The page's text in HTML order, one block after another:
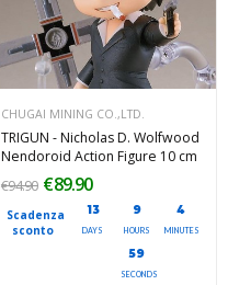
CHUGAI MINING CO.,LTD.
TRIGUN - Nicholas D. Wolfwood
Nendoroid Action Figure 10 cm
Scadenza
sconto
13
DAYS
9
HOURS
4
MINUTES
59
SECONDS
€94.90 €89.90